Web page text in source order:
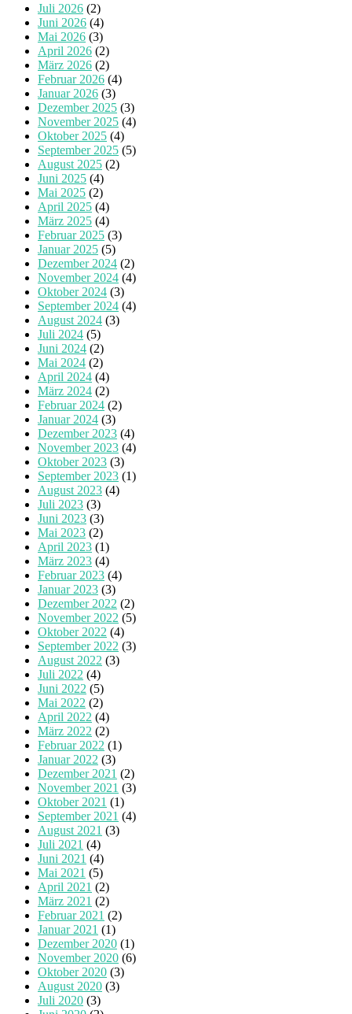
Juli 2026 (2)
Juni 2026 (4)
Mai 2026 (3)
April 2026 (2)
März 2026 (2)
Februar 2026 (4)
Januar 2026 (3)
Dezember 2025 (3)
November 2025 (4)
Oktober 2025 (4)
September 2025 (5)
August 2025 (2)
Juni 2025 (4)
Mai 2025 (2)
April 2025 (4)
März 2025 (4)
Februar 2025 (3)
Januar 2025 (5)
Dezember 2024 (2)
November 2024 (4)
Oktober 2024 (3)
September 2024 (4)
August 2024 (3)
Juli 2024 (5)
Juni 2024 (2)
Mai 2024 (2)
April 2024 (4)
März 2024 (2)
Februar 2024 (2)
Januar 2024 (3)
Dezember 2023 (4)
November 2023 (4)
Oktober 2023 (3)
September 2023 (1)
August 2023 (4)
Juli 2023 (3)
Juni 2023 (3)
Mai 2023 (2)
April 2023 (1)
März 2023 (4)
Februar 2023 (4)
Januar 2023 (3)
Dezember 2022 (2)
November 2022 (5)
Oktober 2022 (4)
September 2022 (3)
August 2022 (3)
Juli 2022 (4)
Juni 2022 (5)
Mai 2022 (2)
April 2022 (4)
März 2022 (2)
Februar 2022 (1)
Januar 2022 (3)
Dezember 2021 (2)
November 2021 (3)
Oktober 2021 (1)
September 2021 (4)
August 2021 (3)
Juli 2021 (4)
Juni 2021 (4)
Mai 2021 (5)
April 2021 (2)
März 2021 (2)
Februar 2021 (2)
Januar 2021 (1)
Dezember 2020 (1)
November 2020 (6)
Oktober 2020 (3)
August 2020 (3)
Juli 2020 (3)